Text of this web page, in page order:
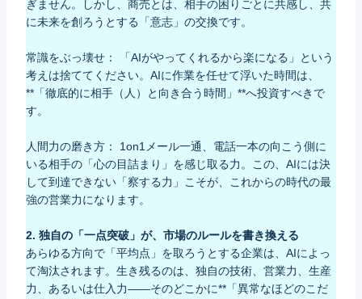
ぎません。しかし、商売とは、相手の困りごとに共感し、共
に未来を創ろうとする「意志」の交換です。
常識をぶっ壊せ： 「AIがやってくれるから楽になる」という
考えは捨ててください。AIに作業を任せて浮いた時間は、
**「徹底的に相手（人）と向き合う時間」**へ投資すべきで
す。
人間力の磨き方： 1on1メール一通、電話一本の向こう側に
いる相手の「心の目詰まり」を感じ取る力。この、AIには決
して到達できない「察する力」こそが、これからの時代の最
強の営業力になります。
2. 独自の「一点突破」が、市場のルールを書き換える
あらゆる方向で「平均点」を取ろうとする企業は、AIによっ
て淘汰されます。生き残るのは、独自の技術、営業力、生産
力、あるいは仕入力――そのどこかに**「異常なほどのこだ